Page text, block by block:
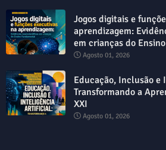
Jogos digitais e
aprendizagem:
em crianças do
Agosto 01, 2026
Educação, Inclusão
Transformando a
XXI
Agosto 01, 2026